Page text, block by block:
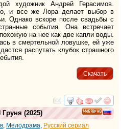
художник Андрей Герасимов.
и все же Лора делает выбор в
Однако вскоре после свадьбы с
события. Она встречает
на нее как две капли воды.
в смертельной ловушке, ей уже
распутать клубок страшного
Скачать
смотреть
HD
(2025)
Мелодрама Русский сериал